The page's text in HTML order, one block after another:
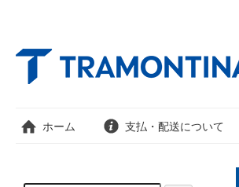
ホーム 支払・配送について